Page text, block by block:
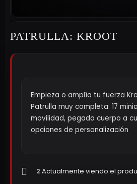
PATRULLA: KROOT
Empieza o amplía tu fuerza
Patrulla muy completa: 17
movilidad, pegada cuerpo a
opciones de personalización
2 Actualmente viendo el